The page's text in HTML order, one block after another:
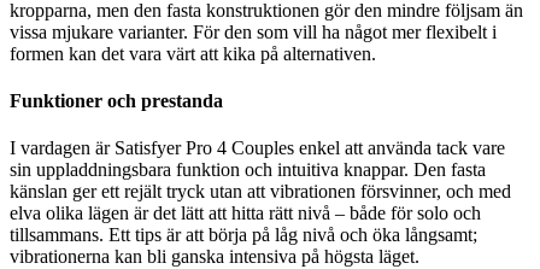
kropparna, men den fasta konstruktionen gör den mindre följsam än
vissa mjukare varianter. För den som vill ha något mer flexibelt i
formen kan det vara värt att kika på alternativen.
Funktioner och prestanda
I vardagen är Satisfyer Pro 4 Couples enkel att använda tack vare
sin uppladdningsbara funktion och intuitiva knappar. Den fasta
känslan ger ett rejält tryck utan att vibrationen försvinner, och med
elva olika lägen är det lätt att hitta rätt nivå – både för solo och
tillsammans. Ett tips är att börja på låg nivå och öka långsamt;
vibrationerna kan bli ganska intensiva på högsta läget.